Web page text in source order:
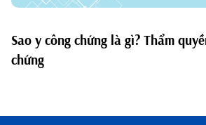
Sao y công chứng là gì? Thẩm
chứng